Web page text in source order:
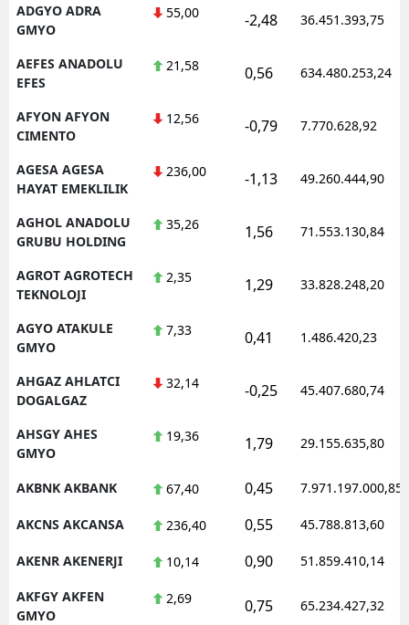
ADGYO ADRA
GMYO
55,00 -2,48 36.451.393,75
AEFES ANADOLU
EFES
21,58 0,56 634.480.253,24
AFYON AFYON
CIMENTO
12,56 -0,79 7.770.628,92
AGESA AGESA
HAYAT EMEKLILIK
236,00 -1,13 49.260.444,90
AGHOL ANADOLU
GRUBU HOLDING
35,26 1,56 71.553.130,84
AGROT AGROTECH
TEKNOLOJI
2,35 1,29 33.828.248,20
AGYO ATAKULE
GMYO
7,33 0,41 1.486.420,23
AHGAZ AHLATCI
DOGALGAZ
32,14 -0,25 45.407.680,74
AHSGY AHES
GMYO
19,36 1,79 29.155.635,80
AKBNK AKBANK 67,40 0,45 7.971.197.000,85
AKCNS AKCANSA 236,40 0,55 45.788.813,60
AKENR AKENERJI 10,14 0,90 51.859.410,14
AKFGY AKFEN
GMYO
2,69 0,75 65.234.427,32